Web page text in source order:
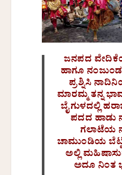
ಜನಪದ
ಹಾಗೂ
ಪ್ರಶ್ನಿಸಿ
ಮಾರಮ್ಮ ತನ್ನ
ಬೈಗುಳದಲ್ಲಿ
ಪದದ ಹಾಡು
ಗಲಾಟೆಯ
ಚಾಮುಂಡಿಯ ಬೆಟ್ಟ
ಅಲ್ಲಿ
ಅದೂ ನಿಂತ